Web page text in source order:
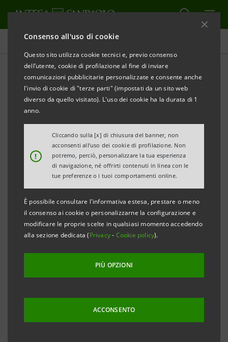
Consenso all'uso di cookie
Questo sito utilizza cookie tecnici e, previo consenso
dell’utente, cookie di profilazione al fine di inviare
comunicazioni pubblicitarie personalizzate e consente anche
l'invio di cookie di "terze parti" (impostati da un sito web
diverso da quello visitato). L'uso dei cookie ha la durata di 1
anno.
!
Cliccando sulla [x] di chiusura del banner, non
acconsenti all’uso dei cookie di profilazione. Non
potremo, perciò, personalizzare la tua esperienza
di navigazione, né offrirti contenuti in linea con le
tue preferenze o i tuoi comportamenti online.
È possibile consultare l'informativa estesa, prestare o meno
il consenso ai cookie o personalizzarne la configurazione e
modificare le proprie scelte in qualsiasi momento accedendo
alla sezione dedicata (Privacy- Cookie policy).
PIÙ OPZIONI
ACCONSENTO
Comunicati stampa
STAMPA AGGIORNA
INTESA SANPAOLO: DIVIDENDI E COEFFICIENTI
PATRIMONIALI
Torino, Milano, 24 ottobre 2008– In relazione a odierne
notizie di stampa, Intesa Sanpaolo informa che il
Consiglio di Gestione convocato per il 28 ottobre
prossimo non tratterà tematiche riguardanti gli
obiettivi del Gruppo in termini di dividendi e di
coefficienti patrimoniali, su cui viene costantemente
fatto il punto in occasione dell’approvazione dei
risultati di periodo. Pertanto, tali tematiche verranno
esaminate - come ogni trimestre - l’ 11 novembre
Investor Relations